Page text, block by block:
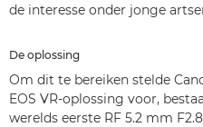
de interesse onder jonge
De oplossing
Om dit te bereiken stelde
EOS VR-oplossing voor,
werelds eerste RF 5.2 mm